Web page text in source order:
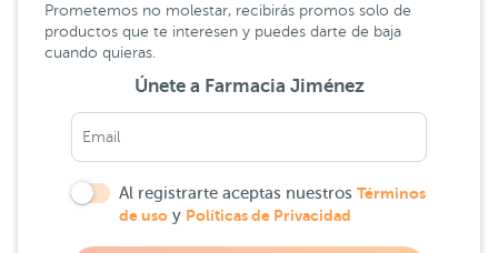
Prometemos no molestar, recibirás promos solo de
productos que te interesen y puedes darte de baja
cuando quieras.
Únete a Farmacia Jiménez
Al registrarte aceptas nuestros Términos
de uso y Políticas de Privacidad